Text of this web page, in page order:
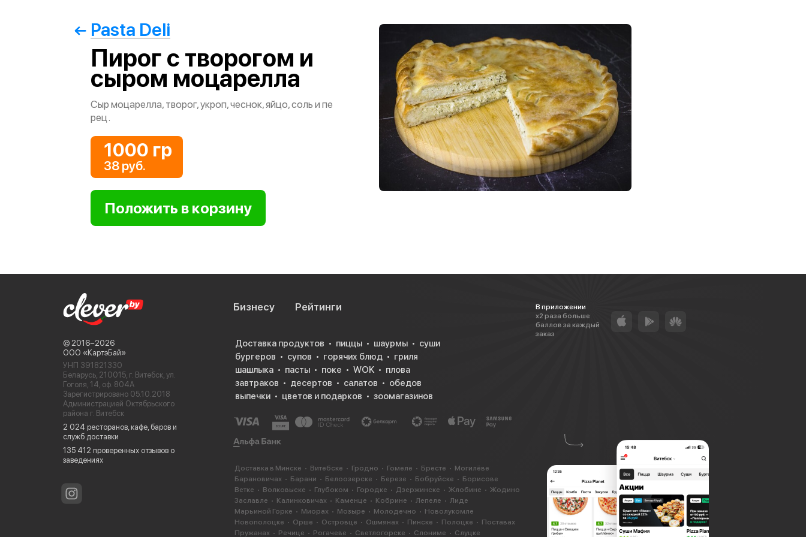
Pasta Deli
Пирог с творогом и
сыром моцарелла
Сыр моцарелла, творог, укроп, чеснок, яйцо, соль и пе
рец.
1000 гр
38 руб.
© 2016−2026
ООО «КартэБай»
УНП 391821330
Беларусь, 210015, г. Витебск, ул.
Гоголя, 14, оф. 804А
Зарегистрировано 05.10.2018
Администрацией Октябрьского
района г. Витебск
2 024 ресторанов, кафе, баров и
служб доставки
135 412 проверенных отзывов о
заведениях
Бизнесу Рейтинги
В приложении
х2 раза больше
баллов за каждый
заказ
Доставка продуктов пиццы шаурмы
суши
бургеров
супов горячих блюд
гриля
шашлыка
пасты поке WOK
плова
завтраков
десертов салатов
обедов
выпечки
цветов и подарков зоомагазинов
Доставка в Минске Витебске Гродно Гомеле Бресте
Могилёве
Барановичах
Барани Белоозерске Березе Бобруйске
Борисове
Ветке
Волковыске Глубоком Городке Дзержинске Жлобине
Жодино
Заславле
Калинковичах Каменце Кобрине Лепеле
Лиде
Марьиной Горке
Миорах Мозыре Молодечно
Новолукомле
Новополоцке
Орше Островце Ошмянах Пинске Полоцке
Поставах
Пружанах
Речице Рогачеве Светлогорске Слониме Слуцке